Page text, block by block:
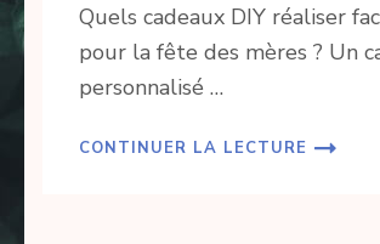
Quels cadeaux DIY réaliser
pour la fête des mères ? Un
personnalisé …
CONTINUER LA LECTURE